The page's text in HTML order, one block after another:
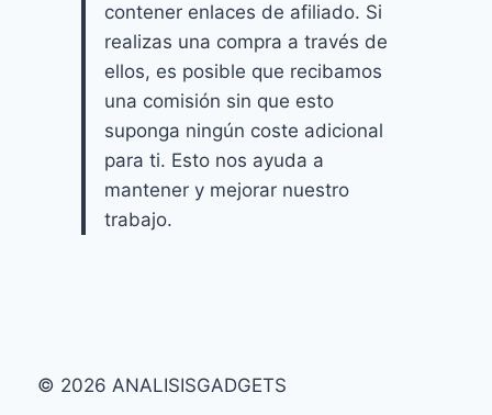
contener enlaces de afiliado. Si
realizas una compra a través de
ellos, es posible que recibamos
una comisión sin que esto
suponga ningún coste adicional
para ti. Esto nos ayuda a
mantener y mejorar nuestro
trabajo.
© 2026 ANALISISGADGETS